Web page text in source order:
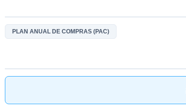
PLAN ANUAL DE COMPRAS (PAC)